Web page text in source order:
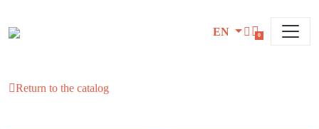
EN 0
Return to the catalog